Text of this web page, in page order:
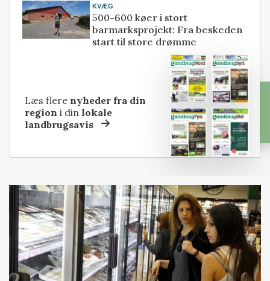
KVÆG
500-600 køer i stort
barmarksprojekt: Fra beskeden
start til store drømme
Læs flere nyheder fra din
region i dinlokale
landbrugsavis